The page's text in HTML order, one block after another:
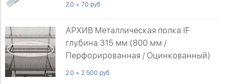
2.0 × 70 руб
АРХИВ Металлическая полка IF
глубина 315 мм (800 мм /
Перфорированная / Оцинкованный)
2.0 × 2 500 руб